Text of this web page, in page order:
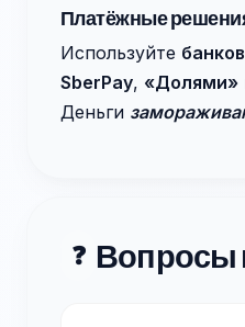
Платёжные
Используйте
SberPay, «Долями»
Деньги
❓ Вопросы